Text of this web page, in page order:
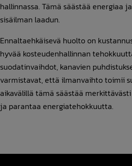
hallinnassa. Tämä säästää energiaa
sisäilman laadun.
Ennaltaehkäisevä huolto on
hyvää kosteudenhallinnan
suodatinvaihdot, kanavien
varmistavat, että ilmanvaihto toimii
aikavälillä tämä säästää
ja parantaa energiatehokkuutta.